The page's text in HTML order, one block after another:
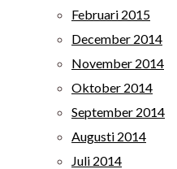
Februari 2015
December 2014
November 2014
Oktober 2014
September 2014
Augusti 2014
Juli 2014